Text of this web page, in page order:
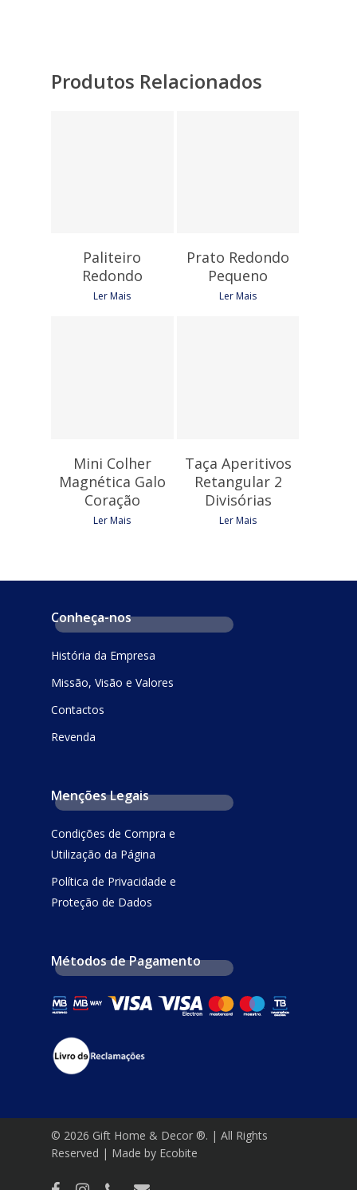
Produtos Relacionados
Paliteiro
Redondo
Ler Mais
Prato Redondo
Pequeno
Ler Mais
Mini Colher
Magnética Galo
Coração
Ler Mais
Taça Aperitivos
Retangular 2
Divisórias
Ler Mais
Conheça-nos
História da Empresa
Missão, Visão e Valores
Contactos
Revenda
Menções Legais
Condições de Compra e
Utilização da Página
Política de Privacidade e
Proteção de Dados
Métodos de Pagamento
© 2026 Gift Home & Decor ®. | All Rights
Reserved | Made by Ecobite